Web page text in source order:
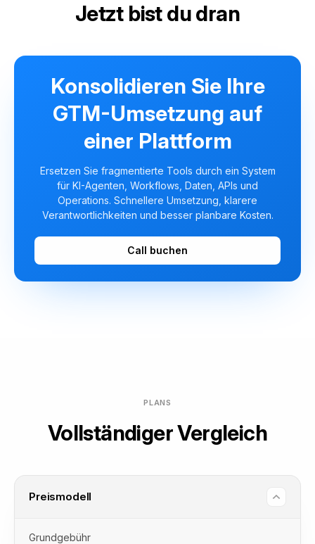
Jetzt bist du dran
Konsolidieren Sie Ihre
GTM-Umsetzung auf
einer Plattform
Ersetzen Sie fragmentierte Tools durch ein System
für KI-Agenten, Workflows, Daten, APIs und
Operations. Schnellere Umsetzung, klarere
Verantwortlichkeiten und besser planbare Kosten.
Call buchen
PLANS
Vollständiger Vergleich
Preismodell
Grundgebühr